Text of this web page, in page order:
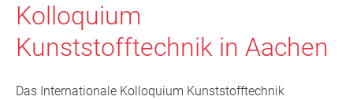
Kolloquium
Kunststofftechnik in Aachen
Das Internationale Kolloquium Kunststofftechnik